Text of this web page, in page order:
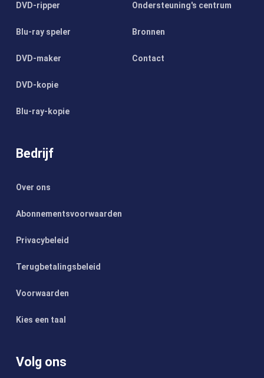
DVD-ripper
Blu-ray speler
DVD-maker
DVD-kopie
Blu-ray-kopie
Ondersteuning's centrum
Bronnen
Contact
Bedrijf
Over ons
Abonnementsvoorwaarden
Privacybeleid
Terugbetalingsbeleid
Voorwaarden
Kies een taal
Volg ons